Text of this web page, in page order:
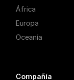
África
Europa
Oceanía
Compañía